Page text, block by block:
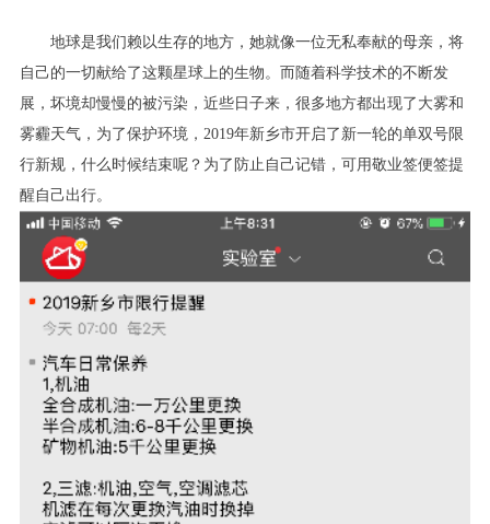
地球是我们赖以生存的地方，她就像一位无私奉献的母亲，将
自己的一切献给了这颗星球上的生物。而随着科学技术的不断发
展，坏境却慢慢的被污染，近些日子来，很多地方都出现了大雾和
雾霾天气，为了保护环境，2019年新乡市开启了新一轮的单双号限
行新规，什么时候结束呢？为了防止自己记错，可用敬业签便签提
醒自己出行。